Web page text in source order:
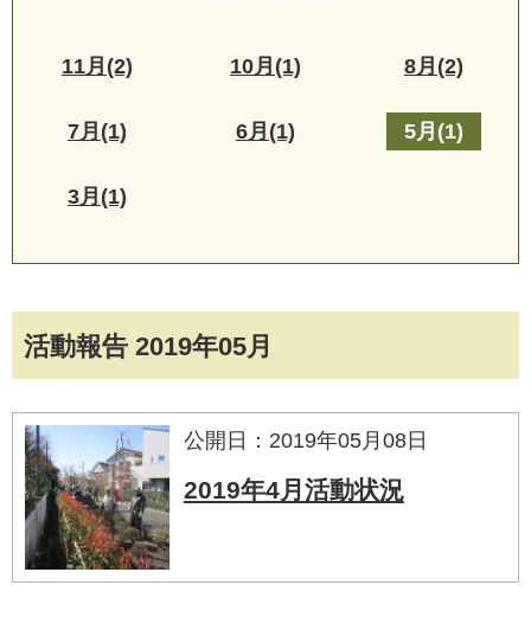
活動報告 2019年05月
公開日：2019年05月08日
2019年4月活動状況
11月(2) 10月(1) 8月(2)
7月(1) 6月(1) 5月(1)
3月(1)